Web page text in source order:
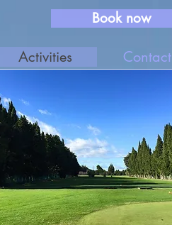
Book now
Activities Contact